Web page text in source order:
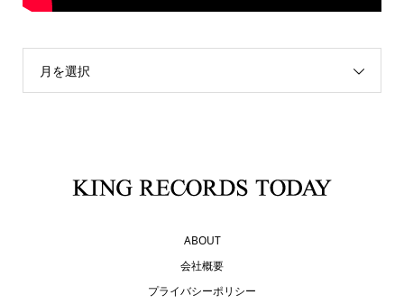
月を選択
ABOUT
会社概要
プライバシーポリシー